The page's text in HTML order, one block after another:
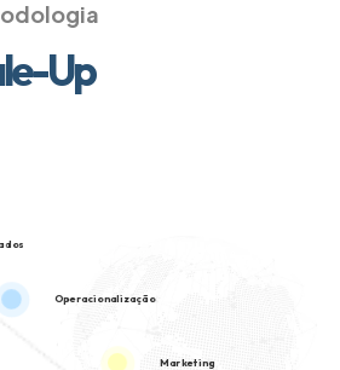
Up
Operacionalização
Marketing